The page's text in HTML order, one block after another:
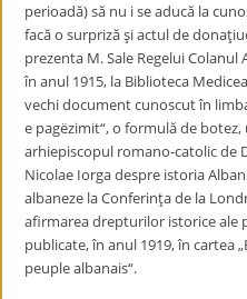
perioadă) să nu i se aducă la
facă o surpriză şi actul de
prezenta M. Sale Regelui
în anul 1915, la Biblioteca
vechi document cunoscut în
e pagëzimit“, o formulă de
arhiepiscopul romano-catolic de
Nicolae Iorga despre istoria
albaneze la Conferinţa de la
afirmarea drepturilor istorice ale
publicate, în anul 1919, în cartea
peuple albanais“.